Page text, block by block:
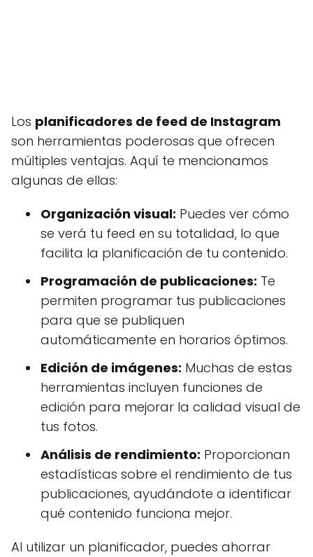
Los planificadores de feed de Instagram
son herramientas poderosas que ofrecen
múltiples ventajas. Aquí te mencionamos
algunas de ellas:
Organización visual: Puedes ver cómo
se verá tu feed en su totalidad, lo que
facilita la planificación de tu contenido.
Programación de publicaciones: Te
permiten programar tus publicaciones
para que se publiquen
automáticamente en horarios óptimos.
Edición de imágenes: Muchas de estas
herramientas incluyen funciones de
edición para mejorar la calidad visual de
tus fotos.
Análisis de rendimiento: Proporcionan
estadísticas sobre el rendimiento de tus
publicaciones, ayudándote a identificar
qué contenido funciona mejor.
Al utilizar un planificador, puedes ahorrar